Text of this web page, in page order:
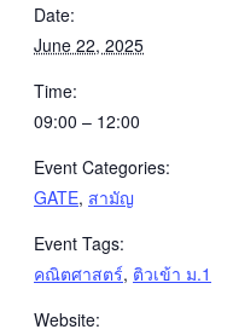
Date:
June 22, 2025
Time:
09:00 – 12:00
Event Categories:
GATE, สามัญ
Event Tags:
คณิตศาสตร์, ติวเข้า ม.1
Website: